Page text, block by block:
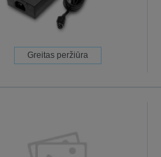
Greitas peržiūra